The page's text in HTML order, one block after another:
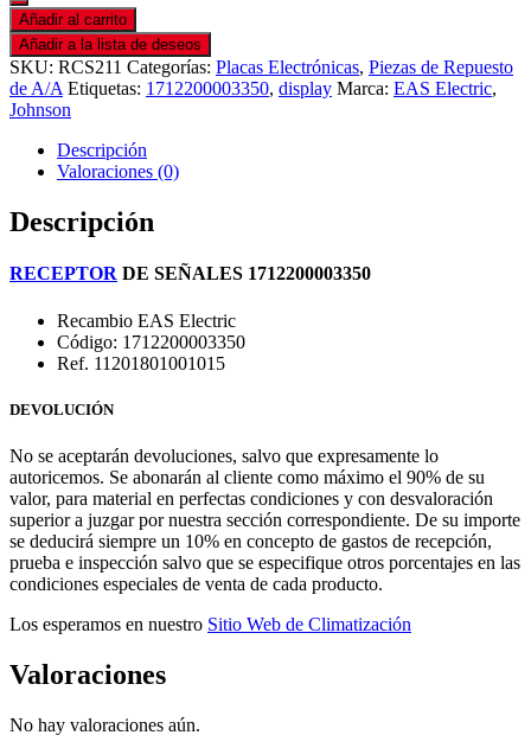
Añadir al carrito
Añadir a la lista de deseos
SKU: RCS211 Categorías: Placas Electrónicas, Piezas de Repuesto
de A/A Etiquetas: 1712200003350, display Marca: EAS Electric,
Johnson
Descripción
Valoraciones (0)
Descripción
RECEPTOR DE SEÑALES 1712200003350
Recambio EAS Electric
Código: 1712200003350
Ref. 11201801001015
DEVOLUCIÓN
No se aceptarán devoluciones, salvo que expresamente lo
autoricemos. Se abonarán al cliente como máximo el 90% de su
valor, para material en perfectas condiciones y con desvaloración
superior a juzgar por nuestra sección correspondiente. De su importe
se deducirá siempre un 10% en concepto de gastos de recepción,
prueba e inspección salvo que se especifique otros porcentajes en las
condiciones especiales de venta de cada producto.
Los esperamos en nuestro Sitio Web de Climatización
Valoraciones
No hay valoraciones aún.